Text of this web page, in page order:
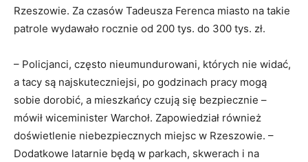
Rzeszowie. Za czasów Tadeusza Ferenca miasto na takie
patrole wydawało rocznie od 200 tys. do 300 tys. zł.
– Policjanci, często nieumundurowani, których nie widać,
a tacy są najskuteczniejsi, po godzinach pracy mogą
sobie dorobić, a mieszkańcy czują się bezpiecznie –
mówił wiceminister Warchoł. Zapowiedział również
doświetlenie niebezpiecznych miejsc w Rzeszowie. –
Dodatkowe latarnie będą w parkach, skwerach i na